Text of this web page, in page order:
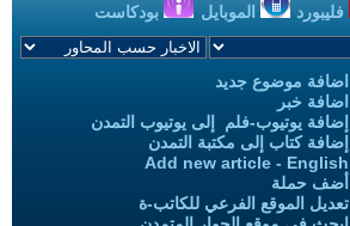
فليبورد الموبايل بودكاست
اضافة موضوع جديد
اضافة خبر
إضافة يوتيوب-فلم إلى يوتيوب التمدن
إضافة كتاب إلى مكتبة التمدن
Add new article - English
أضف حملة
تعديل الموقع الفرعي للكاتب-ة